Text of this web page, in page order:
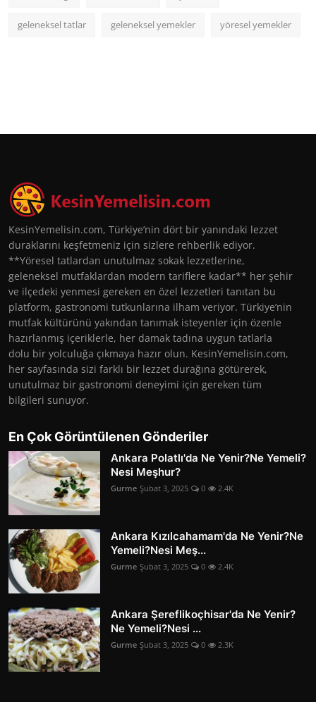
geleneksel tatlar geleneksel yemekler yöresel yemekler
KesinYemelisin.com, Türkiye’nin dört bir yanındaki lezzet
duraklarını keşfetmeniz için sizlere rehberlik ediyor.
**Yöresel tatlardan unutulmaz sokak lezzetlerine,
geleneksel mutfaklardan modern tariflere kadar** her şehir
ve ilçedeki yenmesi gereken en özel lezzetleri tanıtan bu
platform, gastronomi tutkunlarına ilham veriyor. Türkiye’nin
mutfak kültürünü yakından tanımak isteyenler için özenle
hazırlanmış içeriklerle, her damak tadına uygun tatlarla
dolu bir yolculuğa çıkmaya hazır olun. KesinYemelisin.com,
her sayfasında sizi farklı bir lezzet durağına götürerek,
unutulmaz bir gastronomi deneyimi için gereken tüm
bilgileri sunuyor.
En Çok Görüntülenen Gönderiler
Ankara Polatlı'da Ne Yenir?Ne Yemeli?
Nesi Meşhur?
Gurme Şubat 3, 2025 0 2.4K
Ankara Kızılcahamam'da Ne Yenir?Ne
Yemeli?Nesi Meş...
Gurme Şubat 3, 2025 0 2.4K
Ankara Şereflikoçhisar'da Ne Yenir?
Ne Yemeli?Nesi ...
Gurme Şubat 3, 2025 0 2.3K